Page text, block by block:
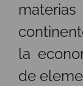
la
de